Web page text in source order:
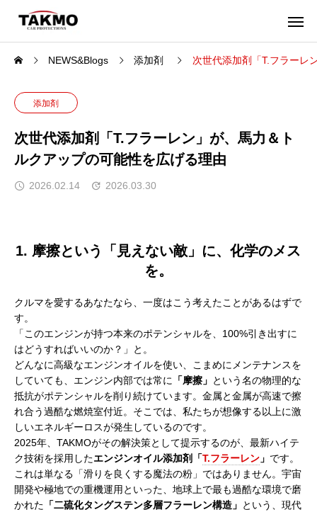
NEWS&Blogs 添加剤 次世代添加剤「T.フラーレ
添加剤
次世代添加剤「T.フラーレン」が、馬力＆ト
ルクアップの可能性を広げる理由
2026.02.14 2026.03.30
1. 摩擦という「見えない敵」に、化学のメス
を。
クルマを愛するあなたなら、一度はこう考えたことがあるはずで
す。
「このエンジンが持つ本来のポテンシャルを、100%引き出すに
はどうすればいいのか？」と。
どんなに高級なエンジンオイルを使い、こまめにメンテナンスを
していても、エンジン内部では常に
「摩擦」 という名の物理的な
抵抗がポテンシャルを削り続けています。金属と金属が高速で擦
れ合う過酷な燃焼室付近。そこでは、私たちが想像する以上に激
しいエネルギーロスが発生しているのです。
2025年、TAKMOがその解決策として提示するのが、最新ハイテ
ク技術を採用したエンジンオイル添加剤「T.フラーレン 」 です。
これは単なる「滑りを良くする魔法の粉」ではありません。宇宙
開発や極地での重機運用といった、地球上で最も過酷な環境で磨
かれた 「二硫化タングステン多層フラーレン構造」 という、現代